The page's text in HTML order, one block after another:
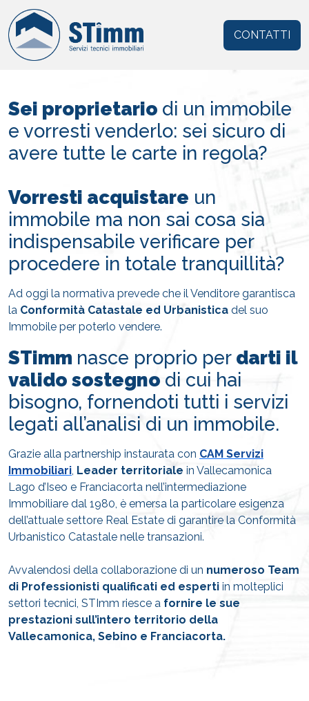
CONTATTI
Sei proprietario di un immobile
e vorresti venderlo: sei sicuro di
avere tutte le carte in regola?
Vorresti acquistare un
immobile ma non sai cosa sia
indispensabile verificare per
procedere in totale tranquillità?
Ad oggi la normativa prevede che il Venditore garantisca
la Conformità Catastale ed Urbanistica del suo
Immobile per poterlo vendere.
STimm nasce proprio per darti il
valido sostegno di cui hai
bisogno, fornendoti tutti i servizi
legati all’analisi di un immobile.
Grazie alla partnership instaurata con CAM Servizi
Immobiliari, Leader territoriale in Vallecamonica
Lago d’Iseo e Franciacorta nell’intermediazione
Immobiliare dal 1980, è emersa la particolare esigenza
dell’attuale settore Real Estate di garantire la Conformità
Urbanistico Catastale nelle transazioni.
Avvalendosi della collaborazione di un numeroso Team
di Professionisti qualificati ed esperti in molteplici
settori tecnici, STImm riesce a fornire le sue
prestazioni sull’intero territorio della
Vallecamonica, Sebino e Franciacorta.